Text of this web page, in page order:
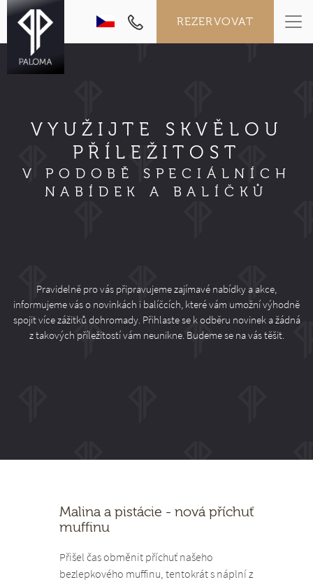
REZERVOVAT
VYUŽIJTE SKVĚLOU
PŘÍLEŽITOST
V PODOBĚ SPECIÁLNÍCH
NABÍDEK A BALÍČKŮ
Pravidelně pro vás připravujeme zajímavé nabídky a akce,
informujeme vás o novinkách i balíčcích, které vám umožní výhodně
spojit více zážitků dohromady. Přihlaste se k odběru novinek a žádná
z takových příležitostí vám neunikne. Budeme se na vás těšit.
Malina a pistácie - nová příchuť
muffinu
Přišel čas obměnit příchuť našeho
bezlepkového muffinu, tentokrát s náplní z